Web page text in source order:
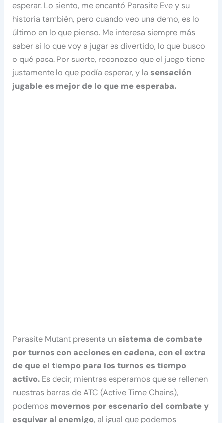
esperar. Lo siento, me encantó Parasite Eve y su
historia también, pero cuando veo una demo, es lo
último en lo que pienso. Me interesa siempre más
saber si lo que voy a jugar es divertido, lo que busco
o qué pasa. Por suerte, reconozco que el juego tiene
justamente lo que podía esperar, y lasensación
jugable es mejor de lo que me esperaba.
Parasite Mutant presenta unsistema de combate
por turnos con acciones en cadena, con el extra
de que el tiempo para los turnos es tiempo
activo. Es decir, mientras esperamos que se rellenen
nuestras barras de ATC (Active Time Chains),
podemos movernos por escenario del combate y
esquivar al enemigo, al igual que podemos